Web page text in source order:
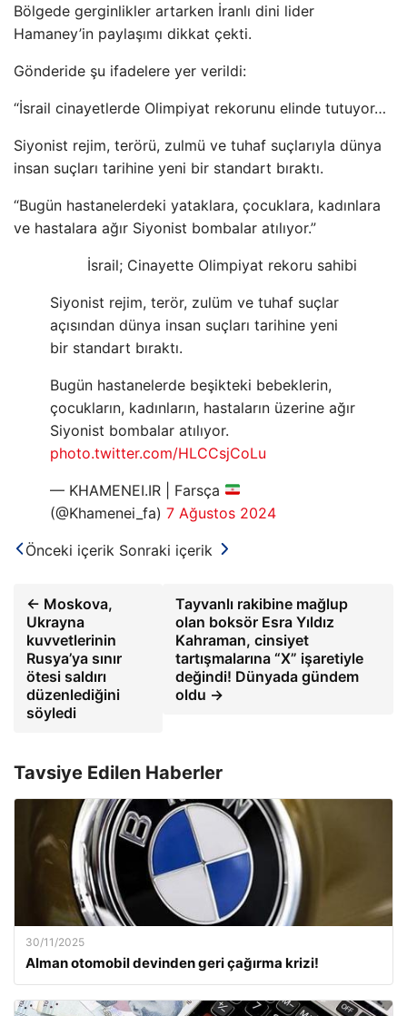
Bölgede gerginlikler artarken İranlı dini lider
Hamaney’in paylaşımı dikkat çekti.
Gönderide şu ifadelere yer verildi:
“İsrail cinayetlerde Olimpiyat rekorunu elinde tutuyor…
Siyonist rejim, terörü, zulmü ve tuhaf suçlarıyla dünya
insan suçları tarihine yeni bir standart bıraktı.
“Bugün hastanelerdeki yataklara, çocuklara, kadınlara
ve hastalara ağır Siyonist bombalar atılıyor.”
İsrail; Cinayette Olimpiyat rekoru sahibi
Siyonist rejim, terör, zulüm ve tuhaf suçlar
açısından dünya insan suçları tarihine yeni
bir standart bıraktı.
Bugün hastanelerde beşikteki bebeklerin,
çocukların, kadınların, hastaların üzerine ağır
Siyonist bombalar atılıyor.
photo.twitter.com/HLCCsjCoLu
— KHAMENEI.IR | Farsça
(@Khamenei_fa) 7 Ağustos 2024
Önceki içerik Sonraki içerik
← Moskova,
Ukrayna
kuvvetlerinin
Rusya’ya sınır
ötesi saldırı
düzenlediğini
söyledi
Tayvanlı rakibine mağlup
olan boksör Esra Yıldız
Kahraman, cinsiyet
tartışmalarına “X” işaretiyle
değindi! Dünyada gündem
oldu →
Tavsiye Edilen Haberler
30/11/2025
Alman otomobil devinden geri çağırma krizi!